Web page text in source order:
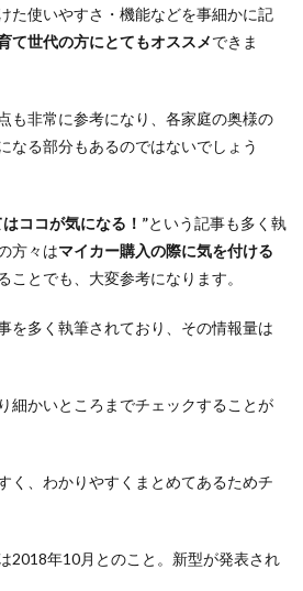
た使いやすさ・機能などを事細かに記
て世代の方にとてもオススメできま
も非常に参考になり、各家庭の奥様の
なる部分もあるのではないでしょう
ココが気になる！”という記事も多く執
方々はマイカー購入の際に気を付ける
ことでも、大変参考になります。
を多く執筆されており、その情報量は
細かいところまでチェックすることが
く、わかりやすくまとめてあるためチ
2018年10月とのこと。新型が発表され